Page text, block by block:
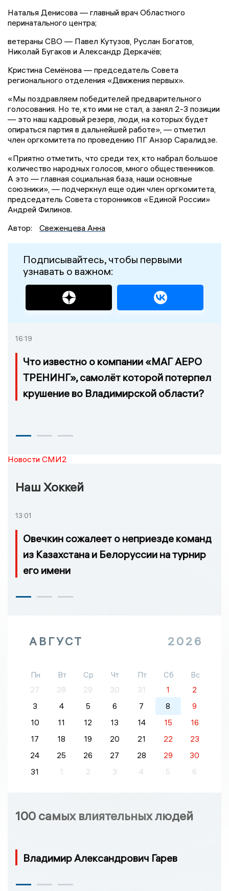
Наталья Денисова — главный врач Областного
перинатального центра;
ветераны СВО — Павел Кутузов, Руслан Богатов,
Николай Бугаков и Александр Деркачёв;
Кристина Семёнова — председатель Совета
регионального отделения «Движения первых».
«Мы поздравляем победителей предварительного
голосования. Но те, кто ими не стал, а занял 2-3 позиции
— это наш кадровый резерв, люди, на которых будет
опираться партия в дальнейшей работе», — отметил
член оргкомитета по проведению ПГ Анзор Саралидзе.
«Приятно отметить, что среди тех, кто набрал большое
количество народных голосов, много общественников.
А это — главная социальная база, наши основные
союзники», — подчеркнул еще один член оргкомитета,
председатель Совета сторонников «Единой России»
Андрей Филинов.
Автор:
Свеженцева Анна
Подписывайтесь, чтобы первыми
узнавать о важном:
16:19
Что известно о компании «МАГ АЕРО
ТРЕНИНГ», самолёт которой потерпел
крушение во Владимирской области?
Новости СМИ2
Наш Хоккей
13:01
Овечкин сожалеет о неприезде команд
из Казахстана и Белоруссии на турнир
его имени
АВГУСТ 2026
Пн Вт Ср Чт Пт Сб
Вс
27
28 29 30 31 1
2
3
4 5 6 7 8
9
10
11 12 13 14 15
16
17
18 19 20 21 22
23
24
25 26 27 28 29
30
31
1 2 3 4 5 6
100 самых влиятельных людей
Владимир Александрович Гарев